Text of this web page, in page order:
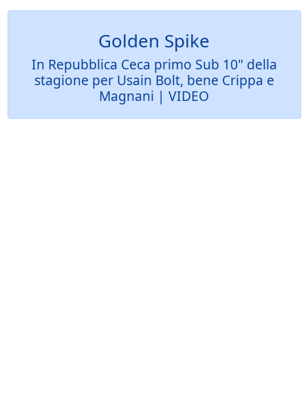
Golden Spike
In Repubblica Ceca primo Sub 10" della
stagione per Usain Bolt, bene Crippa e
Magnani | VIDEO